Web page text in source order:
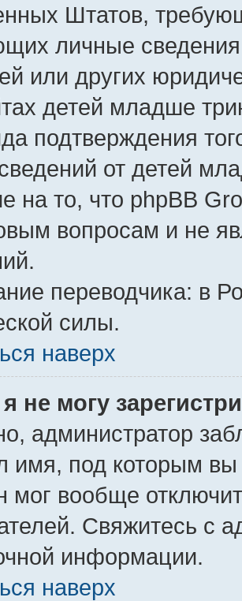
Штатов,
личные
или других
детей младше
подтверждения
от детей
на то, что phpBB
вопросам и не
переводчика: в
силы.
наверх
не могу
администратор
имя, под которым вы
мог вообще
Свяжитесь с
информации.
наверх